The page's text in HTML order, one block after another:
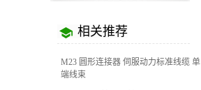
相关推荐
M23 圆形连接器 伺服动力标准线缆 单
端线束